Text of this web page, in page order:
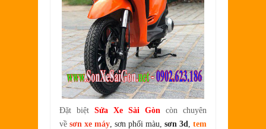
Đặt biệt Sửa Xe Sài Gòn còn chuyên
về sơn xe máy, sơn phối màu, sơn 3d, tem